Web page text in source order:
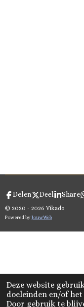
Deze website
doeleinden en/of
Door gebruik te
Delen Deel Share
© 2020 - 2026 Vikado
Powered byJouwWeb